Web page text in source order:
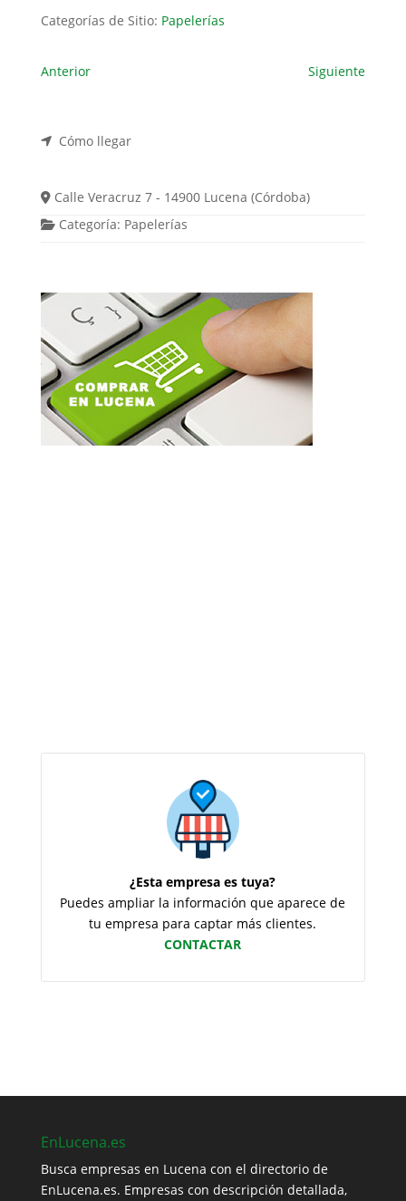
Categorías de Sitio: Papelerías
Anterior Siguiente
Cómo llegar
Calle Veracruz 7 - 14900 Lucena (Córdoba)
Categoría: Papelerías
¿Esta empresa es tuya?
Puedes ampliar la información que aparece de
tu empresa para captar más clientes.
CONTACTAR
EnLucena.es
Busca empresas en Lucena con el directorio de
EnLucena.es. Empresas con descripción detallada,